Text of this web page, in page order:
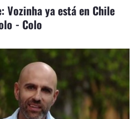
Vozinha ya está en Chile
- Colo